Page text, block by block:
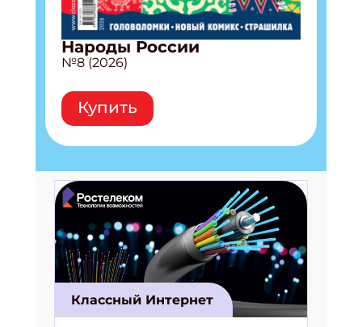
Народы России
№8 (2026)
Купить
Классный Интернет